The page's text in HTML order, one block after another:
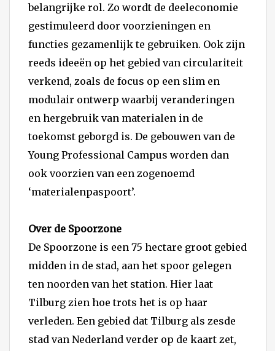
belangrijke rol. Zo wordt de deeleconomie
gestimuleerd door voorzieningen en
functies gezamenlijk te gebruiken. Ook zijn
reeds ideeën op het gebied van circulariteit
verkend, zoals de focus op een slim en
modulair ontwerp waarbij veranderingen
en hergebruik van materialen in de
toekomst geborgd is. De gebouwen van de
Young Professional Campus worden dan
ook voorzien van een zogenoemd
‘materialenpaspoort’.
Over de Spoorzone
De Spoorzone is een 75 hectare groot gebied
midden in de stad, aan het spoor gelegen
ten noorden van het station. Hier laat
Tilburg zien hoe trots het is op haar
verleden. Een gebied dat Tilburg als zesde
stad van Nederland verder op de kaart zet,